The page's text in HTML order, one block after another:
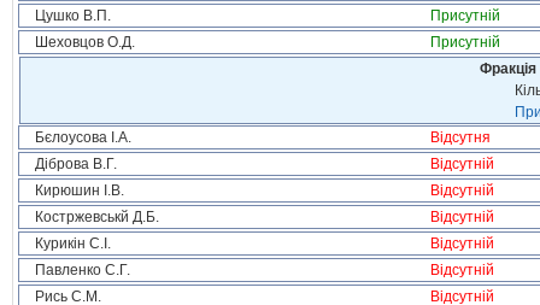
Цушко В.П.
Присутній
Шеховцов О.Д.
Присутній
Фракція
Бєлоусова І.А.
Відсутня
Діброва В.Г.
Відсутній
Кирюшин І.В.
Відсутній
Костржевськй Д.Б.
Відсутній
Курикін С.І.
Відсутній
Павленко С.Г.
Відсутній
Рись С.М.
Відсутній